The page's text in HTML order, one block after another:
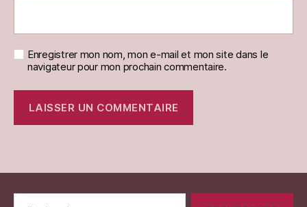
Enregistrer mon nom, mon e-mail et mon site dans le
navigateur pour mon prochain commentaire.